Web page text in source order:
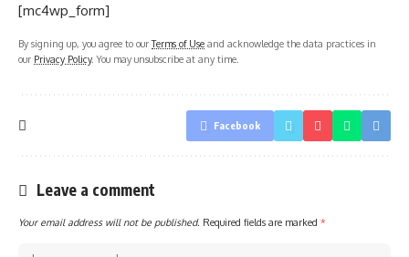
[mc4wp_form]
By signing up, you agree to ourTerms of Use and acknowledge the data practices in
our Privacy Policy. You may unsubscribe at any time.
Facebook
Leave a comment
Your email address will not be published. Required fields are marked *